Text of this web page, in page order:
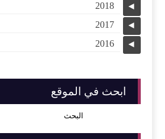
◄
2018
◄
2017
◄
2016
ابحث في الموقع